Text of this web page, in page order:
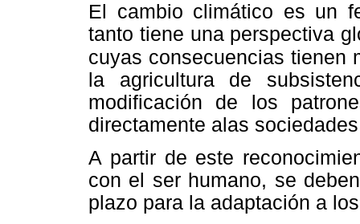
El cambio climático es un
tanto tiene una perspectiva
cuyas consecuencias tienen
la agricultura de
modificación de los
directamente alas
A partir de este
con el ser humano, se
plazo para la adaptación a